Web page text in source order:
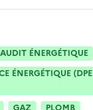
AUDIT ÉNERGÉTIQUE
ÉNERGÉTIQUE (DPE